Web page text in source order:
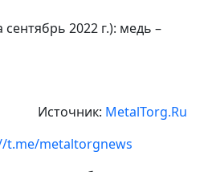
2022 г.): медь –
Источник: MetalTorg.Ru
t.me/metaltorgnews